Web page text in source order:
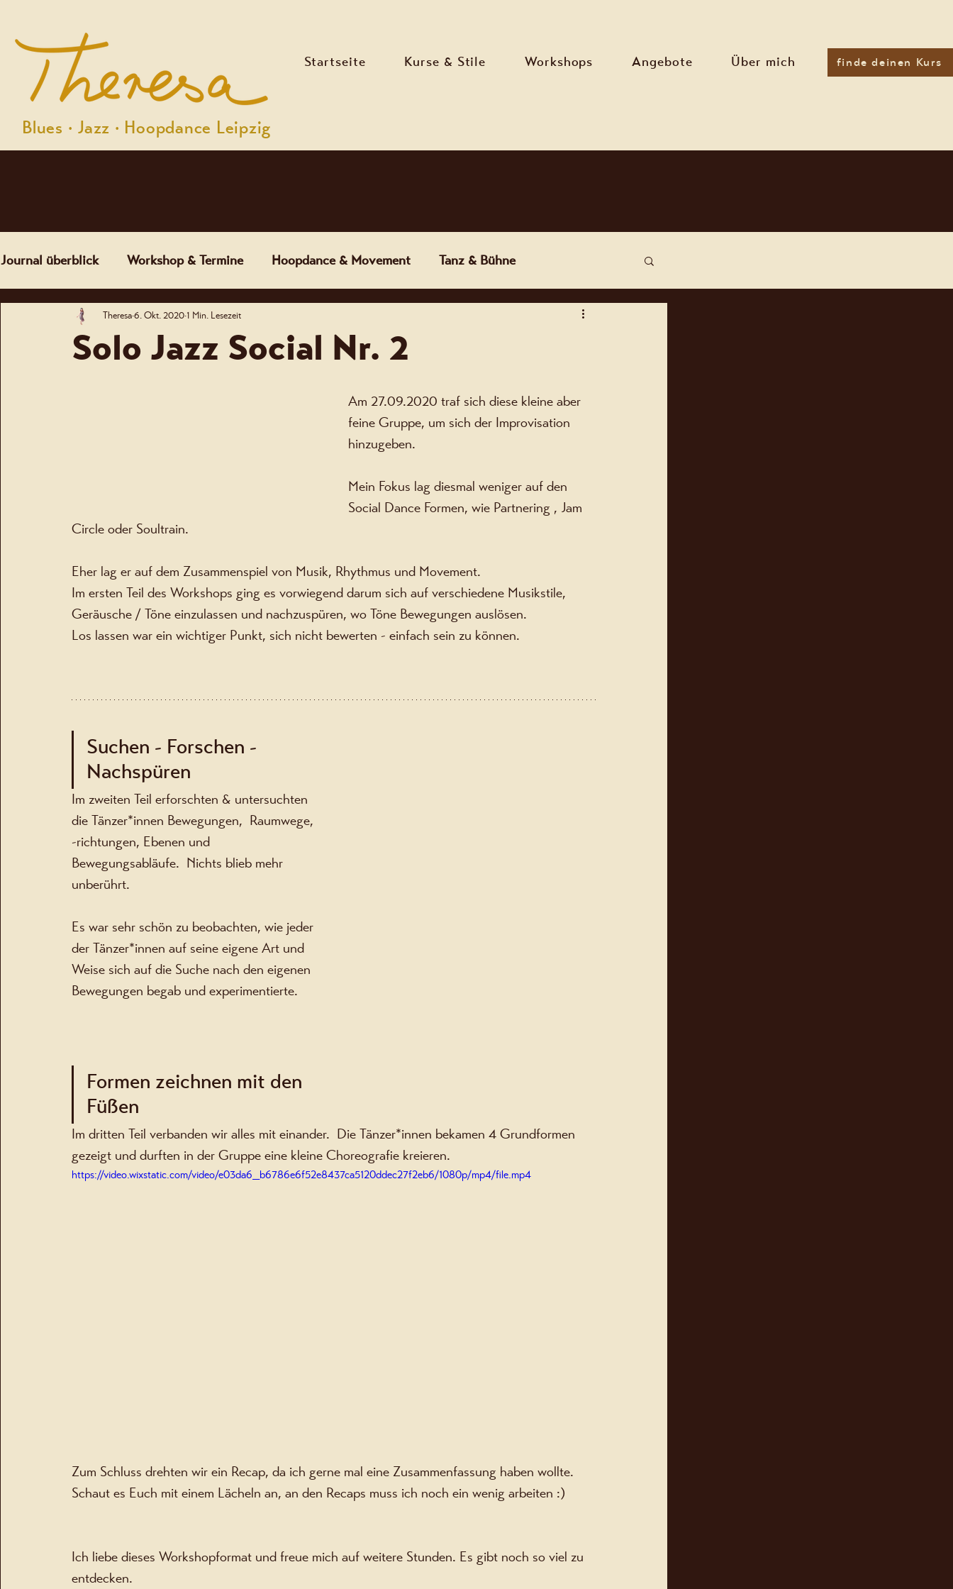
Startseite Kurse & Stile Workshops Angebote Über mich finde deinen Kurs
Blues · Jazz · Hoopdance Leipzig
Journal überblick Workshop & Termine Hoopdance & Movement Tanz & Bühne
Community & Kultur Einblicke
Solo Jazz Social Nr. 2
Theresa6. Okt. 2020 1 Min. Lesezeit
Am 27.09.2020 traf sich diese kleine aber
feine Gruppe, um sich der Improvisation
hinzugeben.
Mein Fokus lag diesmal weniger auf den
Social Dance Formen, wie Partnering , Jam
Circle oder Soultrain.
Eher lag er auf dem Zusammenspiel von Musik, Rhythmus und Movement.
Im ersten Teil des Workshops ging es vorwiegend darum sich auf verschiedene Musikstile,
Geräusche / Töne einzulassen und nachzuspüren, wo Töne Bewegungen auslösen.
Los lassen war ein wichtiger Punkt, sich nicht bewerten - einfach sein zu können.
Suchen - Forschen -
Nachspüren
Im zweiten Teil erforschten & untersuchten
die Tänzer*innen Bewegungen,  Raumwege,
-richtungen, Ebenen und
Bewegungsabläufe.  Nichts blieb mehr
unberührt.
Es war sehr schön zu beobachten, wie jeder
der Tänzer*innen auf seine eigene Art und
Weise sich auf die Suche nach den eigenen
Bewegungen begab und experimentierte.
Formen zeichnen mit den
Füßen
Im dritten Teil verbanden wir alles mit einander.  Die Tänzer*innen bekamen 4 Grundformen
gezeigt und durften in der Gruppe eine kleine Choreografie kreieren.
https://video.wixstatic.com/video/e03da6_b6786e6f52e8437ca5120ddec27f2eb6/1080p/mp4/file.mp4
Zum Schluss drehten wir ein Recap, da ich gerne mal eine Zusammenfassung haben wollte.
Schaut es Euch mit einem Lächeln an, an den Recaps muss ich noch ein wenig arbeiten :)
Ich liebe dieses Workshopformat und freue mich auf weitere Stunden. Es gibt noch so viel zu
entdecken.